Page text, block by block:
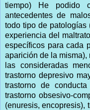
tiempo) He podido
antecedentes de
todo tipo de patologías
experiencia del
específicos para cada
aparición de la
las consideradas
trastorno depresivo
trastorno de
trastorno obsesivo-
(enuresis, encopresis),